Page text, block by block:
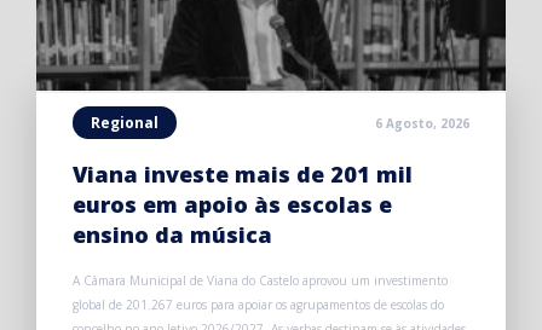
Regional 6 Agosto, 2026
Viana investe mais de 201 mil
euros em apoio às escolas e
ensino da música
A Câmara Municipal de Viana do Castelo aprovou um investimento
global de 201.267 euros para apoiar os agrupamentos de escolas do